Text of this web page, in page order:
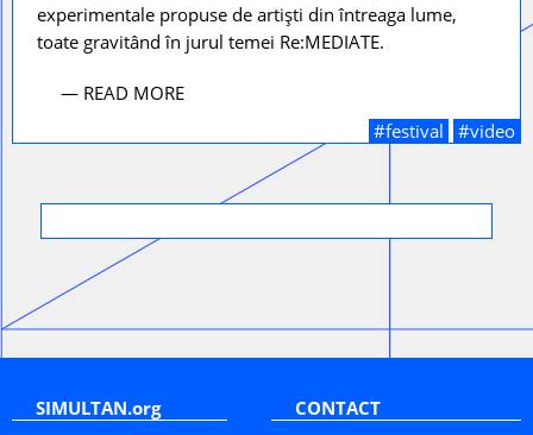
experimentale propuse de artiști din întreaga lume,
toate gravitând în jurul temei Re:MEDIATE.
— READ MORE
#festival
#video
SIMULTAN.org CONTACT